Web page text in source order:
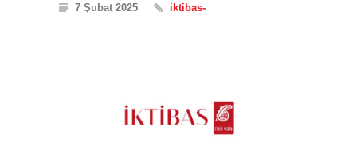
7 Şubat 2025
iktibas-